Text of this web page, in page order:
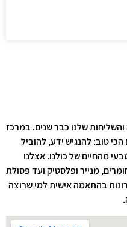
והשליחות שלנו כבר שנים. במרכז
טוב: להנגיש ידע, להוביל
מהחיים של כולנו. אצלנו
מנייר ופלסטיק ועד פסולת
בהתאמה אישית למי שרוצה